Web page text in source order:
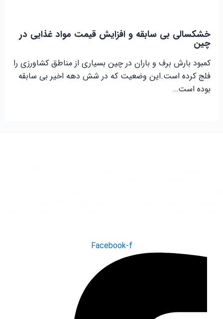
خشکسالی بی سابقه و افزایش قیمت مواد غذایی در
چین
کمبود بارش برف و باران در چین بسیاری از مناطق کشاورزی را
فلج کرده است.این وضعیت که در شش دهه اخیر بی سابقه
بوده است…
Facebook-f